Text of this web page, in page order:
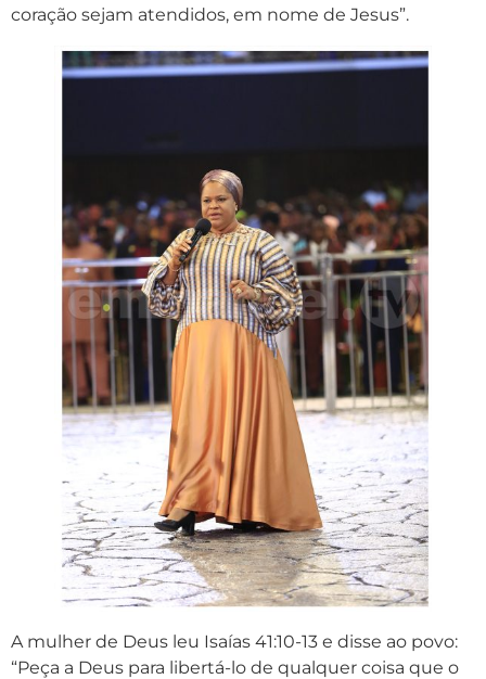
coração sejam atendidos, em nome de Jesus”.
A mulher de Deus leu Isaías 41:10-13 e disse ao povo:
“Peça a Deus para libertá-lo de qualquer coisa que o